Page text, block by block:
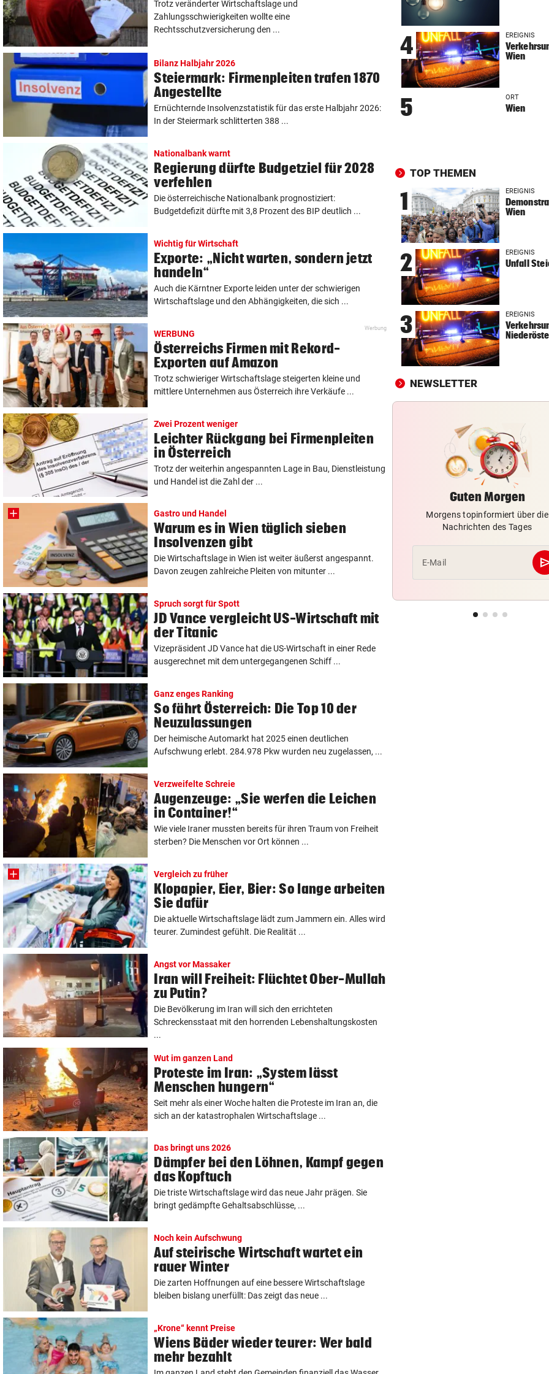
Trotz veränderter Wirtschaftslage und
Zahlungsschwierigkeiten wollte eine
Rechtsschutzversicherung den ...
Bilanz Halbjahr 2026
Steiermark: Firmenpleiten trafen 1870
Angestellte
Ernüchternde Insolvenzstatistik für das erste Halbjahr 2026:
In der Steiermark schlitterten 388 ...
Nationalbank warnt
Regierung dürfte Budgetziel für 2028
verfehlen
Die österreichische Nationalbank prognostiziert:
Budgetdefizit dürfte mit 3,8 Prozent des BIP deutlich ...
Wichtig für Wirtschaft
Exporte: „Nicht warten, sondern jetzt
handeln“
Auch die Kärntner Exporte leiden unter der schwierigen
Wirtschaftslage und den Abhängigkeiten, die sich ...
Werbung
WERBUNG
Österreichs Firmen mit Rekord-
Exporten auf Amazon
Trotz schwieriger Wirtschaftslage steigerten kleine und
mittlere Unternehmen aus Österreich ihre Verkäufe ...
Zwei Prozent weniger
Leichter Rückgang bei Firmenpleiten
in Österreich
Trotz der weiterhin angespannten Lage in Bau, Dienstleistung
und Handel ist die Zahl der ...
Gastro und Handel
Warum es in Wien täglich sieben
Insolvenzen gibt
Die Wirtschaftslage in Wien ist weiter äußerst angespannt.
Davon zeugen zahlreiche Pleiten von mitunter ...
Spruch sorgt für Spott
JD Vance vergleicht US-Wirtschaft mit
der Titanic
Vizepräsident JD Vance hat die US-Wirtschaft in einer Rede
ausgerechnet mit dem untergegangenen Schiff ...
Ganz enges Ranking
So fährt Österreich: Die Top 10 der
Neuzulassungen
Der heimische Automarkt hat 2025 einen deutlichen
Aufschwung erlebt. 284.978 Pkw wurden neu zugelassen, ...
Verzweifelte Schreie
Augenzeuge: „Sie werfen die Leichen
in Container!“
Wie viele Iraner mussten bereits für ihren Traum von Freiheit
sterben? Die Menschen vor Ort können ...
Vergleich zu früher
Klopapier, Eier, Bier: So lange arbeiten
Sie dafür
Die aktuelle Wirtschaftslage lädt zum Jammern ein. Alles wird
teurer. Zumindest gefühlt. Die Realität ...
Angst vor Massaker
Iran will Freiheit: Flüchtet Ober-Mullah
zu Putin?
Die Bevölkerung im Iran will sich den errichteten
Schreckensstaat mit den horrenden Lebenshaltungskosten
...
Wut im ganzen Land
Proteste im Iran: „System lässt
Menschen hungern“
Seit mehr als einer Woche halten die Proteste im Iran an, die
sich an der katastrophalen Wirtschaftslage ...
Das bringt uns 2026
Dämpfer bei den Löhnen, Kampf gegen
das Kopftuch
Die triste Wirtschaftslage wird das neue Jahr prägen. Sie
bringt gedämpfte Gehaltsabschlüsse, ...
Noch kein Aufschwung
Auf steirische Wirtschaft wartet ein
rauer Winter
Die zarten Hoffnungen auf eine bessere Wirtschaftslage
bleiben bislang unerfüllt: Das zeigt das neue ...
„Krone“ kennt Preise
Wiens Bäder wieder teurer: Wer bald
mehr bezahlt
FRAGE DES TAGES
Braucht es strengere Regeln
E-Scooter-Fahrer?
„KI LÄSST GRÜSSEN“ vor
Fans lästern über Bikini-
von Carmen Geiss
AM HELLLICHTEN TAG
ZU SAISONSTART ZURÜCK?
Lamparter meldet sich
aus der Klinik
RUSSISCHE LUFTANGRIFFE
Kiew schutzlos: Bub (3) und
Großeltern getötet
TELEFON LÄUFT HEISS
Mediziner verschiebt seine
Pension für Patienten
„ERSCHRECKENDE SZENEN“
Brand am Gardasee: Hotel
ACHT KILO TNT IM BODEN vor
beliebtem See gefunden
4 EREIGNIS
Wien
5 ORT
Wien
TOP THEMEN
1 EREIGNIS
Wien
2 EREIGNIS
Unfall
3 EREIGNIS
NEWSLETTER
Guten Morgen
Morgens topinformiert über die
Nachrichten des Tages
E-Mail